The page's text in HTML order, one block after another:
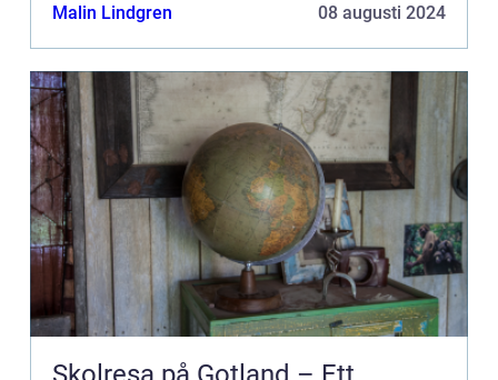
Malin Lindgren 08 augusti 2024